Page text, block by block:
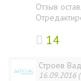
Отзыв
14
Строев
16.09.2016